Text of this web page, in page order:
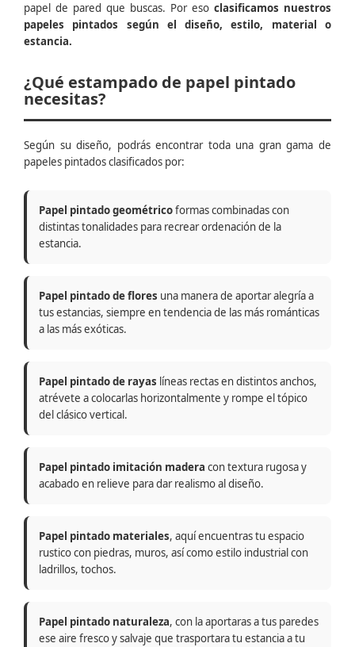
papel de pared que buscas. Por eso clasificamos nuestros
papeles pintados según el diseño, estilo, material o
estancia.
¿Qué estampado de papel pintado
necesitas?
Según su diseño, podrás encontrar toda una gran gama de
papeles pintados clasificados por:
Papel pintado geométricoformas combinadas con
distintas tonalidades para recrear ordenación de la
estancia.
Papel pintado de flores una manera de aportar alegría a
tus estancias, siempre en tendencia de las más románticas
a las más exóticas.
Papel pintado de rayas líneas rectas en distintos anchos,
atrévete a colocarlas horizontalmente y rompe el tópico
del clásico vertical.
Papel pintado imitación madera con textura rugosa y
acabado en relieve para dar realismo al diseño.
Papel pintado materiales, aquí encuentras tu espacio
rustico con piedras, muros, así como estilo industrial con
ladrillos, tochos.
Papel pintado naturaleza, con la aportaras a tus paredes
ese aire fresco y salvaje que trasportara tu estancia a tu